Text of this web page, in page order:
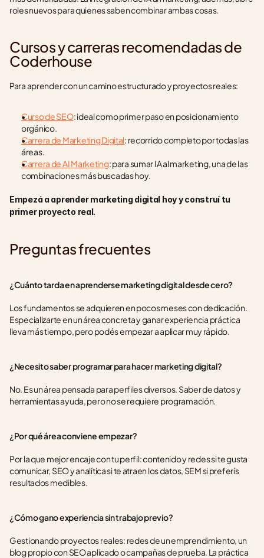
roles nuevos para quienes saben combinar ambas cosas.
Cursos y carreras recomendadas de
Coderhouse
Para aprender con un camino estructurado y proyectos reales:
Curso de SEO: ideal como primer paso en posicionamiento
orgánico.
Carrera de Marketing Digital: recorrido completo por todas las
áreas.
Carrera de AI Marketing: para sumar IA al marketing, una de las
combinaciones más buscadas hoy.
Empezá a aprender marketing digital hoy y construí tu
primer proyecto real.
Preguntas frecuentes
¿Cuánto tarda en aprenderse marketing digital desde cero?
Los fundamentos se adquieren en pocos meses con dedicación.
Especializarte en un área concreta y ganar experiencia práctica
lleva más tiempo, pero podés empezar a aplicar muy rápido.
¿Necesito saber programar para hacer marketing digital?
No. Es un área pensada para perfiles diversos. Saber de datos y
herramientas ayuda, pero no se requiere programación.
¿Por qué área conviene empezar?
Por la que mejor encaje con tu perfil: contenido y redes si te gusta
comunicar, SEO y analítica si te atraen los datos, SEM si preferís
resultados medibles.
¿Cómo gano experiencia sin trabajo previo?
Gestionando proyectos reales: redes de un emprendimiento, un
blog propio con SEO aplicado o campañas de prueba. La práctica